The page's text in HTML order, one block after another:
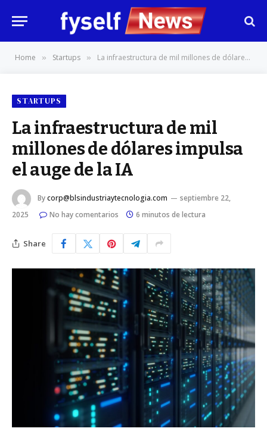
Home » Startups » La infraestructura de mil millones de dólares impulsa el auge de la IA
STARTUPS
La infraestructura de mil
millones de dólares impulsa
el auge de la IA
Bycorp@blsindustriaytecnologia.com
septiembre 22,
2025
No hay comentarios 6 minutos de lectura
Share